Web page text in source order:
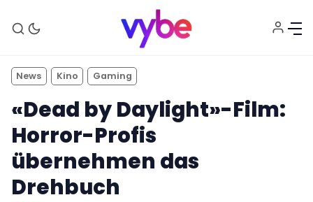
News Kino Gaming
«Dead by Daylight»-Film:
Horror-Profis
übernehmen das
Drehbuch